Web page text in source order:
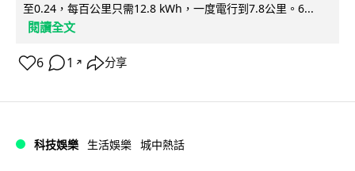
至0.24，每百公里只需12.8 kWh，一度電行到7.8公里。6...
閱讀全文
6 1 ↗ 分享
科技娛樂 生活娛樂 城中熱話